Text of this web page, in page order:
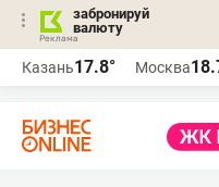
забронируй
валюту
Казань17.8° Москва